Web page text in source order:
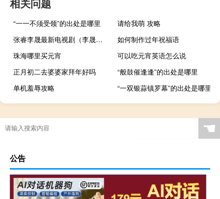
“一一不须受领”的出处是哪里
请给我萌 攻略
张睿李晟最新电视剧（李晟演的所有电视剧）
如何制作过年祝福语
珠海哪里买元宵
可以吃元宵英语怎么说
正月初二去婆婆家拜年好吗
“般鼓催逢逢”的出处是哪里
单机羞辱攻略
“一双银蒜镇罗幕”的出处是哪里
☚
公告